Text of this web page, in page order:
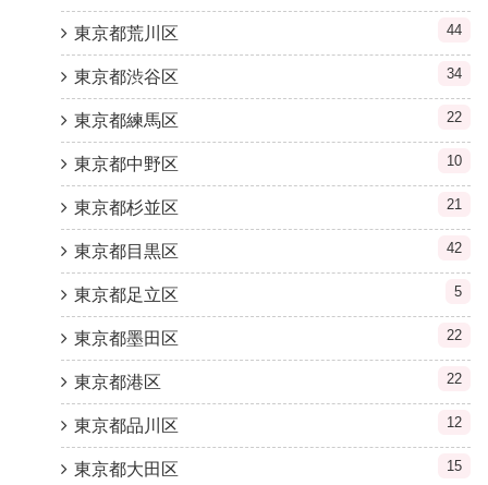
東京都荒川区 44
東京都渋谷区 34
東京都練馬区 22
東京都中野区 10
東京都杉並区 21
東京都目黒区 42
東京都足立区 5
東京都墨田区 22
東京都港区 22
東京都品川区 12
東京都大田区 15